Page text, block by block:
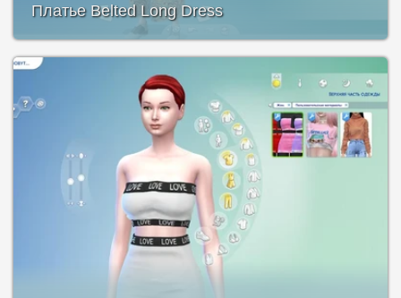
Платье Belted Long Dress